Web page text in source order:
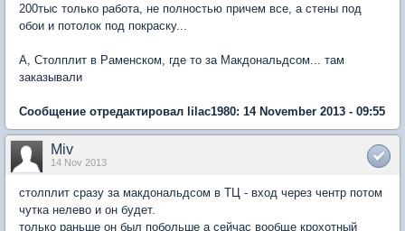
200тыс только работа, не полностью причем все, а стены под
обои и потолок под покраску...
А, Столплит в Раменском, где то за Макдональдсом... там
заказывали
Сообщение отредактировал lilac1980: 14 November 2013 - 09:55
Miv
14 Nov 2013
столплит сразу за макдональдсом в ТЦ - вход через чентр потом
чутка нелево и он будет.
только раньше он был побольше а сейчас вообще крохотный